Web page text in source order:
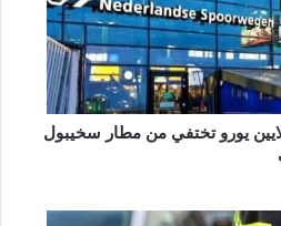
هواتف ذكية بقيمة 5 ملايين يورو تختفي من مطار سخيبول